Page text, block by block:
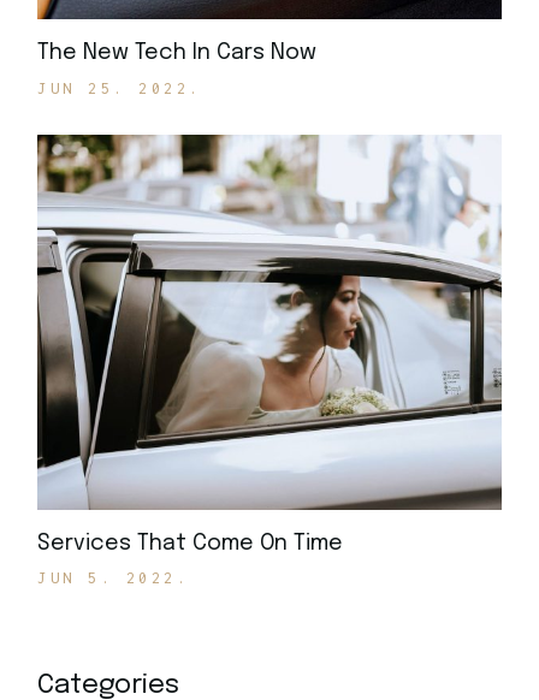
The New Tech In Cars Now
JUN 25. 2022.
Services That Come On Time
JUN 5. 2022.
Categories